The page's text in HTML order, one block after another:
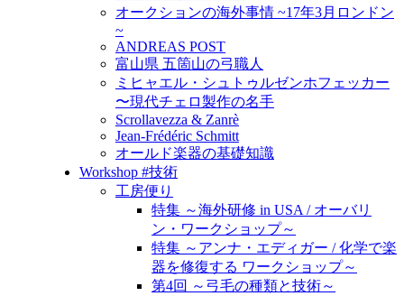
オークションの海外事情 ~17年3月ロンドン
~
ANDREAS POST
富山県 五箇山の弓職人
ミヒャエル・シュトゥルゼンホフェッカー
〜現代チェロ製作の名手
Scrollavezza & Zanrè
Jean-Frédéric Schmitt
オールド楽器の基礎知識
Workshop #技術
工房便り
特集 ～海外研修 in USA / オーバリ
ン・ワークショップ～
特集 ～アンナ・エディガー / 化学で楽
器を修復する ワークショップ～
第4回 ～弓毛の種類と技術～